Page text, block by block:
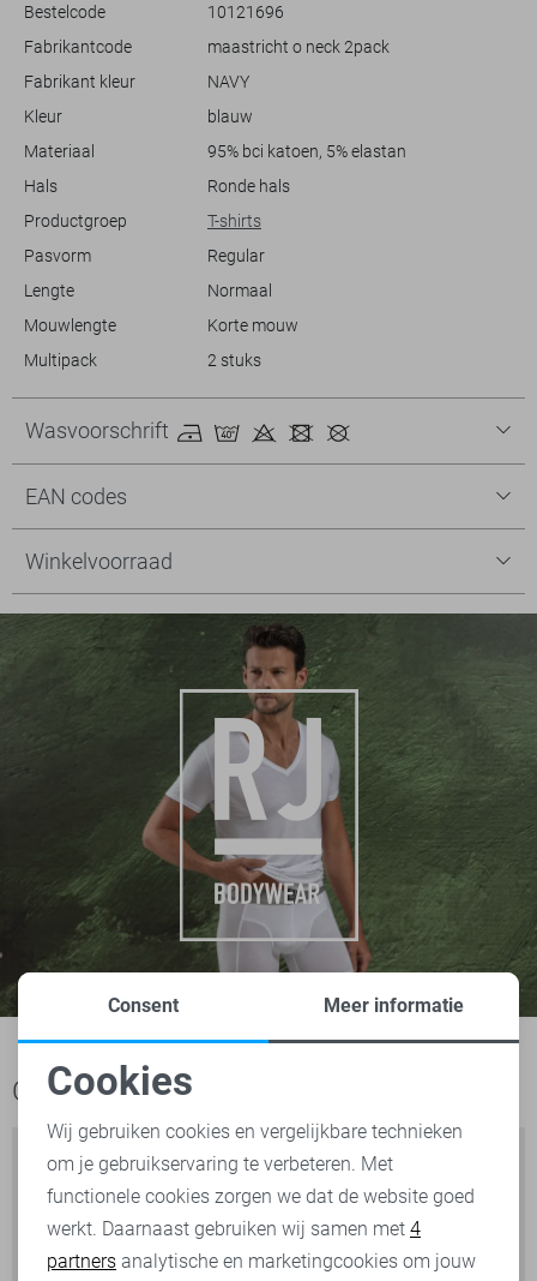
gebruik. Combineer het met een lichte jeans voor een relaxte look, of
draag het onder een jasje voor een iets gekleder uiterlijk. Dankzij de
normale lengte is het eenvoudig te stylen en biedt het altijd een nette
basisgarderobe.
Bestelcode
10121696
Fabrikantcode
maastricht o neck 2pack
Fabrikant kleur
NAVY
Kleur
blauw
Materiaal
95% bci katoen, 5% elastan
Hals
Ronde hals
Productgroep
T-shirts
Pasvorm
Regular
Lengte
Normaal
Mouwlengte
Korte mouw
Multipack
2 stuks
Wasvoorschrift
EAN codes
Winkelvoorraad
Ook het bekijken waard
Noodzakelijke cookies
Personalisatie cookies
Analytische cookies
Consent Meer informatie
Cookies
Wij gebruiken cookies en vergelijkbare technieken
om je gebruikservaring te verbeteren. Met
functionele cookies zorgen we dat de website goed
werkt. Daarnaast gebruiken wij samen met 4
partners analytische en marketingcookies om jouw